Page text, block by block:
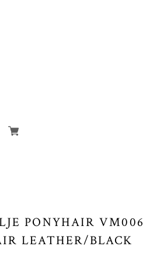
PONYHAIR VM006
LEATHER/BLACK